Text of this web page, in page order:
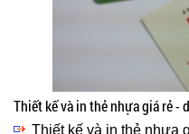
Thiết kế và in thẻ nhựa giá rẻ -
Thiết kế và in thẻ nhựa